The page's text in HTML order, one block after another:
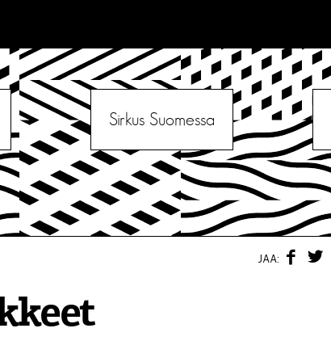
Sirkus Suomessa
JAA:
F